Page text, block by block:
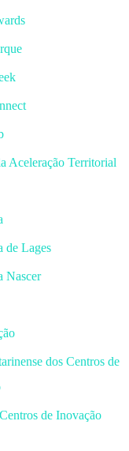
Aceleração Territorial
de Lages
Nascer
dos Centros de
de Inovação